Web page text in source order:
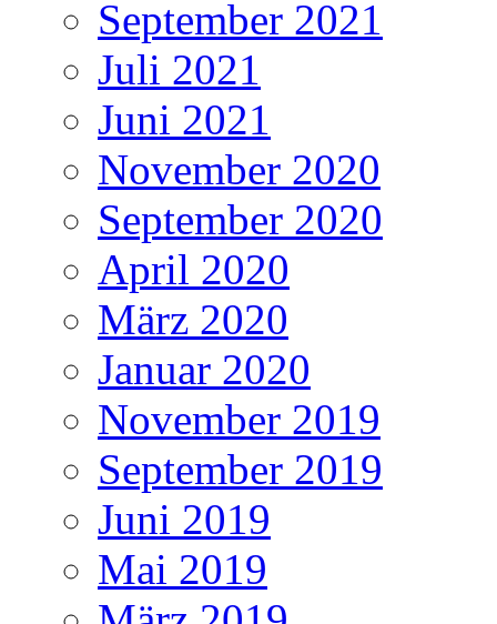
September 2021
Juli 2021
Juni 2021
November 2020
September 2020
April 2020
März 2020
Januar 2020
November 2019
September 2019
Juni 2019
Mai 2019